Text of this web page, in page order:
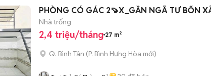
PHÒNG CÓ GÁC 2🍠X_GẦN NGÃ TƯ BỐN
Nhà trống
2,4 triệu/tháng 27 m²
Q. Bình Tân (P. Bình Hưng Hòa mới)